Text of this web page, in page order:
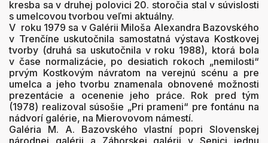
kresba sa v druhej polovici 20. storočia stal v súvislosti
s umelcovou tvorbou veľmi aktuálny.
V roku 1979 sa v Galérii Miloša Alexandra Bazovského
v Trenčíne uskutočnila samostatná výstava Kostkovej
tvorby (druhá sa uskutočnila v roku 1988), ktorá bola
v čase normalizácie, po desiatich rokoch „nemilosti“
prvým Kostkovým návratom na verejnú scénu a pre
umelca a jeho tvorbu znamenala obnovené možnosti
prezentácie a ocenenie jeho práce. Rok pred tým
(1978) realizoval súsošie „Pri prameni“ pre fontánu na
nádvorí galérie, na Mierovovom námestí.
Galéria M. A. Bazovského vlastní popri Slovenskej
národnej galérii a Záhorskej galérii v Senici jednu